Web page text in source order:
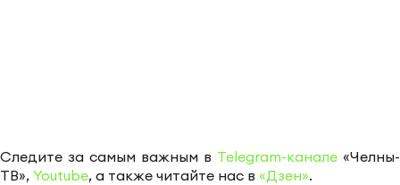
Следите за самым важным в Telegram-канале «Челны-
ТВ», Youtube, а также читайте нас в «Дзен».